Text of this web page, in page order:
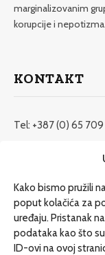
Kako bismo pružili
poput kolačića za
uređaju. Pristanak
podataka kao što
ID-ovi na ovoj
marginalizovanim
korupcije i nepotizma.
KONTAKT
Tel: +387 (0) 65
Dosije
Drugi pišu